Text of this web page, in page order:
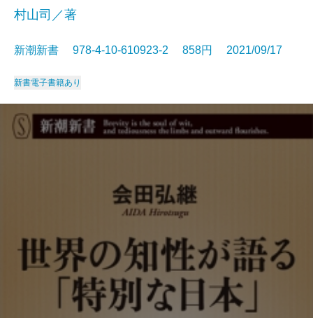
村山司／著
新潮新書 978-4-10-610923-2 858円 2021/09/17
新書電子書籍あり